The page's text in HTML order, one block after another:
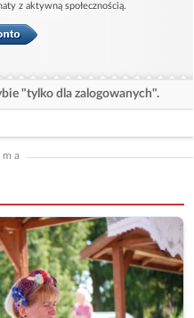
z aktywną społecznością.
"tylko dla zalogowanych".